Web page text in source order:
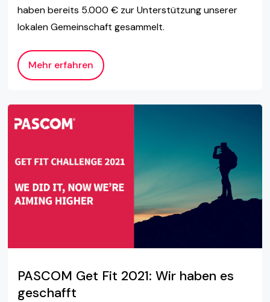
haben bereits 5.000 € zur Unterstützung unserer
lokalen Gemeinschaft gesammelt.
Mehr erfahren
PASCOM Get Fit 2021: Wir haben es
geschafft